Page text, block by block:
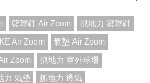
籃球鞋 Air Zoom 抓地力 籃球鞋
Air Zoom 氣墊 Air Zoom
Zoom 抓地力 室外球場
力 氣墊 抓地力 透氣